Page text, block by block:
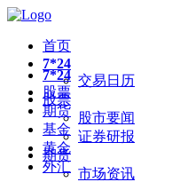
首页
7*24
交易日历
股票
股市要闻
证券研报
期货
市场资讯
7*24
股票
期货
基金
黄金
外汇